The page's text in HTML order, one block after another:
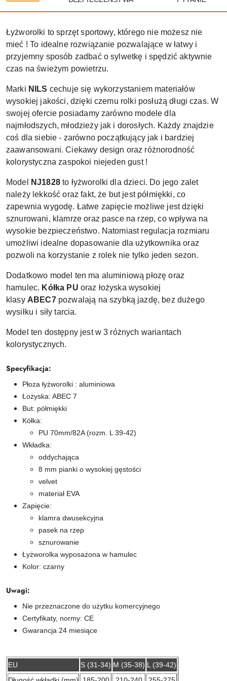
Łyżworolki to sprzęt sportowy, którego nie możesz nie
mieć ! To idealne rozwiązanie pozwalające w łatwy i
przyjemny sposób zadbać o sylwetkę i spędzić aktywnie
czas na świeżym powietrzu.
Marki NILS cechuje się wykorzystaniem materiałów
wysokiej jakości, dzięki czemu rolki posłużą długi czas. W
swojej ofercie posiadamy zarówno modele dla
najmłodszych, młodzieży jak i dorosłych. Każdy znajdzie
coś dla siebie - zarówno początkujący jak i bardziej
zaawansowani. Ciekawy design oraz różnorodność
kolorystyczna zaspokoi niejeden gust !
Model NJ1828to łyżworolki dla dzieci. Do jego zalet
należy lekkość oraz fakt, że but jest półmiękki, co
zapewnia wygodę. Łatwe zapięcie możliwe jest dzięki
sznurowani, klamrze oraz pasce na rzep, co wpływa na
wysokie bezpieczeństwo. Natomiast regulacja rozmiaru
umożliwi idealne dopasowanie dla użytkownika oraz
pozwoli na korzystanie z rolek nie tylko jeden sezon.
Dodatkowo model ten ma aluminiową płozę oraz
hamulec. Kółka PU oraz łożyska wysokiej
klasy ABEC7pozwalają na szybką jazdę, bez dużego
wysiłku i siły tarcia.
Model ten dostępny jest w 3 różnych wariantach
kolorystycznych.
Specyfikacja:
Płoza łyżworolki : aluminiowa
Łożyska: ABEC 7
But: półmiękki
Kółka:
PU 70mm/82A (rozm. L 39-42)
Wkładka:
oddychająca
8 mm pianki o wysokiej gęstości
velvet
materiał EVA
Zapięcie:
klamra dwusekcyjna
pasek na rzep
sznurowanie
Łyżworolka wyposażona w hamulec
Kolor: czarny
Uwagi:
Nie przeznaczone do użytku komercyjnego
Certyfikaty, normy: CE
Gwarancja 24 miesiące
EU S (31-34) M (35-38) L (39-42)